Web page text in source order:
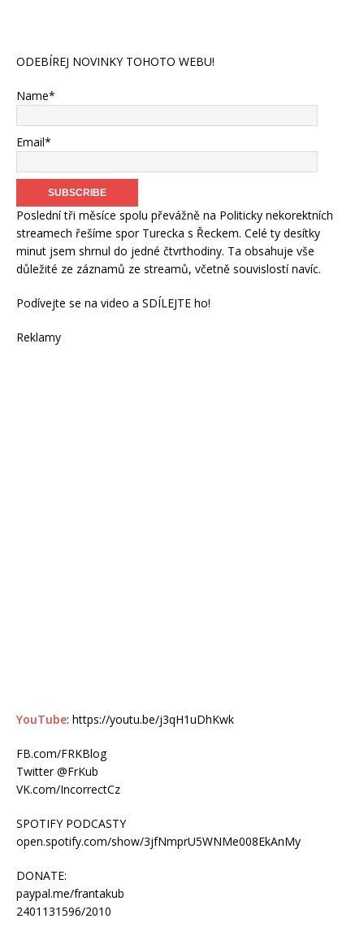
ODEBÍREJ NOVINKY TOHOTO WEBU!
Name*
Email*
Poslední tři měsíce spolu převážně na Politicky nekorektních
streamech řešíme spor Turecka s Řeckem. Celé ty desítky
minut jsem shrnul do jedné čtvrthodiny. Ta obsahuje vše
důležité ze záznamů ze streamů, včetně souvislostí navíc.
Podívejte se na video a SDÍLEJTE ho!
Reklamy
YouTube: https://youtu.be/j3qH1uDhKwk
FB.com/FRKBlog
Twitter @FrKub
VK.com/IncorrectCz
SPOTIFY PODCASTY
open.spotify.com/show/3jfNmprU5WNMe008EkAnMy
DONATE:
paypal.me/frantakub
2401131596/2010